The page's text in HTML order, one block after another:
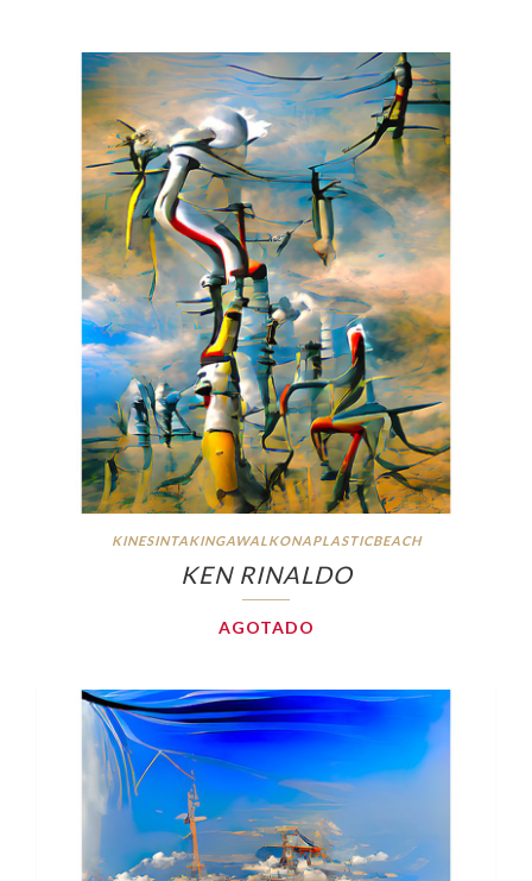
KINESINTAKINGAWALKONAPLASTICBEACH
KEN RINALDO
AGOTADO